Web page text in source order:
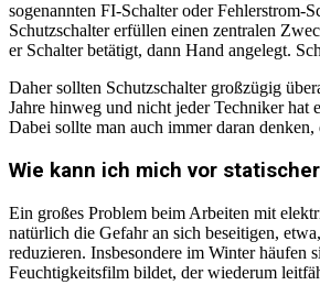
sogenannten FI-Schalter oder Fehlerstrom-
Schutzschalter erfüllen einen zentralen
er Schalter betätigt, dann Hand angelegt.
Daher sollten Schutzschalter großzügig
Jahre hinweg und nicht jeder Techniker hat
Dabei sollte man auch immer daran
Wie kann ich mich vor
Ein großes Problem beim Arbeiten mit
natürlich die Gefahr an sich beseitigen,
reduzieren. Insbesondere im Winter
Feuchtigkeitsfilm bildet, der wiederum